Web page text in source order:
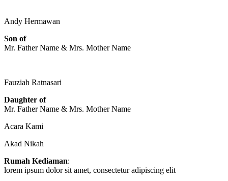
Andy Hermawan
Son of
Mr. Father Name & Mrs. Mother Name
Fauziah Ratnasari
Daughter of
Mr. Father Name & Mrs. Mother Name
Acara Kami
Akad Nikah
Rumah Kediaman:
lorem ipsum dolor sit amet, consectetur adipiscing elit